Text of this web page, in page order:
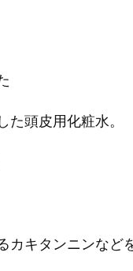
た頭皮用化粧水。
カキタンニンなど